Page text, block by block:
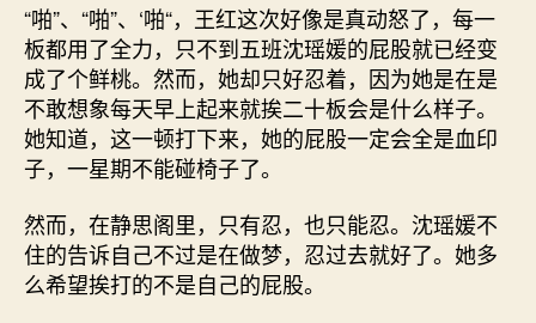
“啪”、“啪”、‘啪“，王红这次好像是真动怒了，每一
板都用了全力，只不到五班沈瑶媛的屁股就已经变
成了个鲜桃。然而，她却只好忍着，因为她是在是
不敢想象每天早上起来就挨二十板会是什么样子。
她知道，这一顿打下来，她的屁股一定会全是血印
子，一星期不能碰椅子了。
然而，在静思阁里，只有忍，也只能忍。沈瑶媛不
住的告诉自己不过是在做梦，忍过去就好了。她多
么希望挨打的不是自己的屁股。